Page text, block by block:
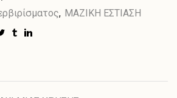
, ΜΑΖΙΚΗ ΕΣΤΙΑΣΗ